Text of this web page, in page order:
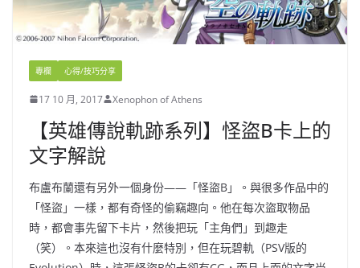
專欄 心得/技巧分享
17 10 月, 2017 Xenophon of Athens
【英雄傳說軌跡系列】怪盜B卡上的
文字解說
布盧布蘭還有另外一個身份——「怪盜B」。與很多作品中的
「怪盜」一樣，都有奇怪的偷竊趣向。他在每次盜取物品
時，都會事先留下卡片，然後把玩「主角們」到趣走
（笑）。本來這也沒有什麼特別，但在玩碧軌（PSV版的